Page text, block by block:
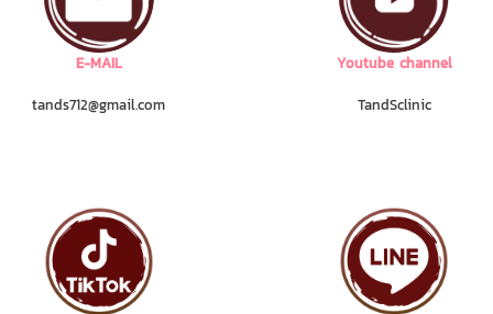
E-MAIL
tands712@gmail.com
Youtube channel
TandSclinic